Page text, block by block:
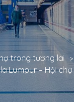
trong tương lai
Lumpur – Hội